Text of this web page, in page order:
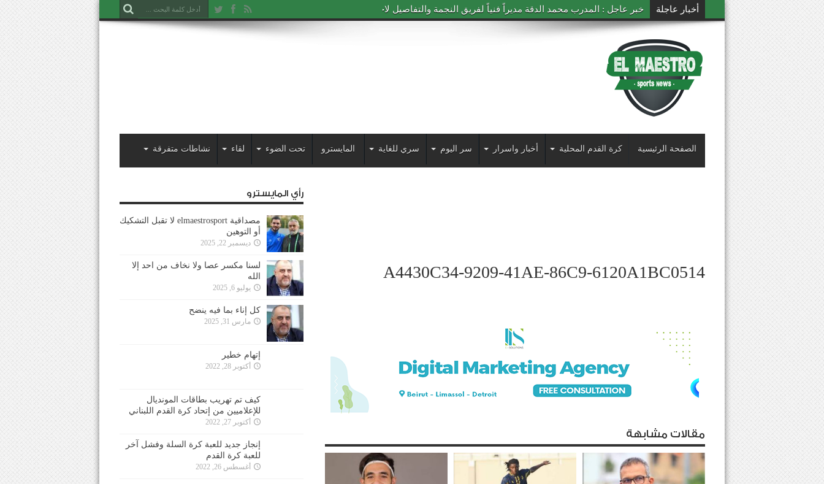
أخبار عاجلة خبر عاجل : المدرب محمد الدقة مديراً فنياً لفريق النجمة والتفاصيل لاحقاً
الصفحة الرئيسية كرة القدم المحلية أخبار واسرار سر اليوم سري للغاية المايسترو تحت الضوء لقاء نشاطات متفرقة
A4430C34-9209-41AE-86C9-6120A1BC0514
مقالات مشابهة
رأي المايسترو
مصداقية elmaestrosport لا تقبل التشكيك
أو التوهين
ديسمبر 22, 2025
لسنا مكسر عصا ولا نخاف من احد إلا
الله
يوليو 6, 2025
كل إناء بما فيه ينضح
مارس 31, 2025
إتهام خطير
أكتوبر 28, 2022
كيف تم تهريب بطاقات المونديال
للإعلاميين من إتحاد كرة القدم اللبناني
أكتوبر 27, 2022
إنجاز جديد للعبة كرة السلة وفشل آخر
للعبة كرة القدم
أغسطس 26, 2022